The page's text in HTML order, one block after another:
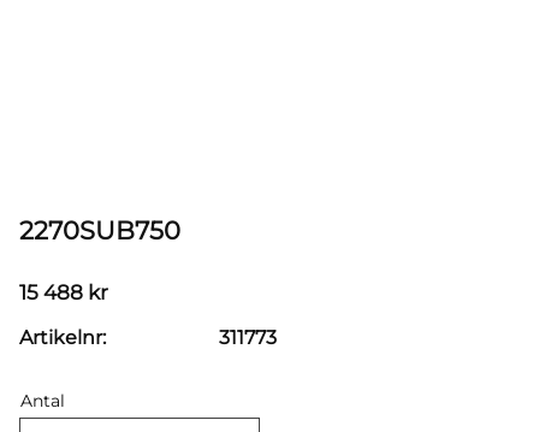
2270SUB750
15 488 kr
Antal
Artikelnr 311773